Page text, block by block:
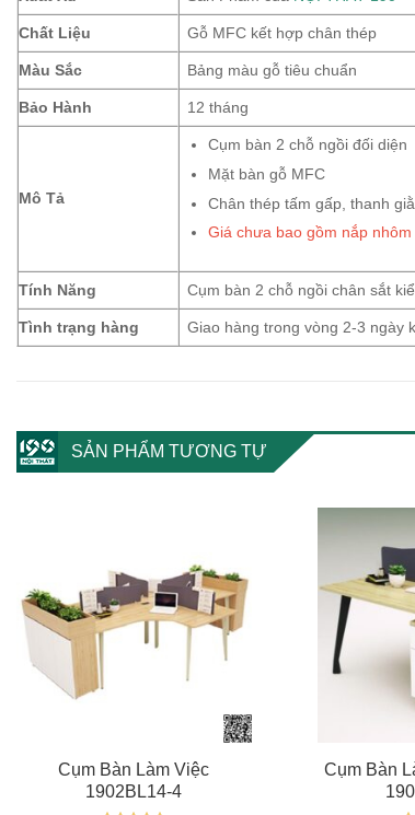
Chất Liệu Gỗ MFC kết hợp chân thép
Màu Sắc Bảng màu gỗ tiêu chuẩn
Bảo Hành 12 tháng
Mô Tả
Cụm bàn 2 chỗ ngồi đối diện
Mặt bàn gỗ MFC
Chân thép tấm gấp, thanh
Giá chưa bao gồm nắp nhôm
Tính Năng Cụm bàn 2 chỗ ngồi chân sắt
Tình trạng hàng Giao hàng trong vòng 2-3 ngày
SẢN PHẨM TƯƠNG TỰ
Cụm Bàn Làm Việc
1902BL14-4
Cụm Bàn